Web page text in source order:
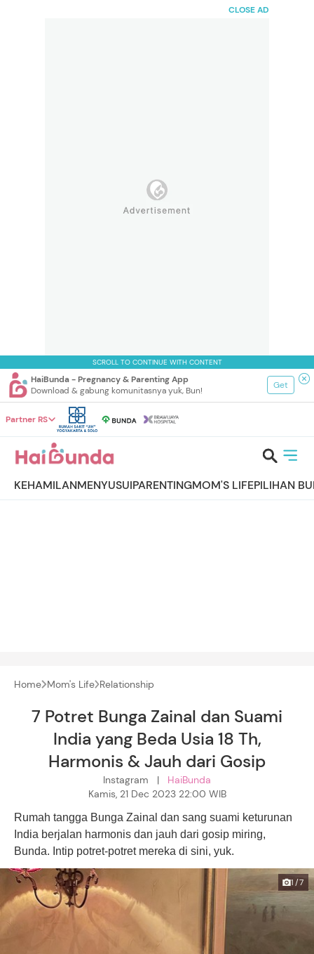
CLOSE AD
SCROLL TO CONTINUE WITH CONTENT
HaiBunda - Pregnancy & Parenting App
Download & gabung komunitasnya yuk, Bun!
Get
Partner RS
KEHAMILANMENYUSUIPARENTINGMOM'S LIFEPILIHAN
Home Mom's Life Relationship
7 Potret Bunga Zainal dan Suami
India yang Beda Usia 18 Th,
Harmonis & Jauh dari Gosip
Instagram | HaiBunda
Kamis, 21 Dec 2023 22:00 WIB
Rumah tangga Bunga Zainal dan sang suami keturunan
India berjalan harmonis dan jauh dari gosip miring,
Bunda. Intip potret-potret mereka di sini, yuk.
1/7